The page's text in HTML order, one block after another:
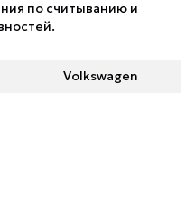
по считыванию и
Volkswagen